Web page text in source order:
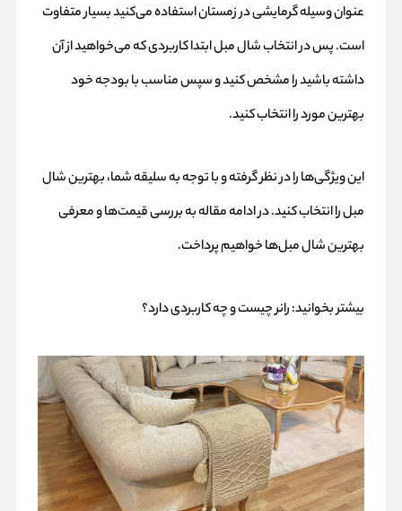
عنوان وسیله گرمایشی در زمستان استفاده می‌کنید بسیار متفاوت
است. پس در انتخاب شال مبل ابتدا کاربردی که می‌خواهید از آن
داشته باشید را مشخص کنید و سپس مناسب با بودجه خود
بهترین مورد را انتخاب کنید.
این ویژگی‌ها را در نظر گرفته و با توجه به سلیقه شما، بهترین شال
مبل را انتخاب کنید. در ادامه مقاله به بررسی قیمت‌ها و معرفی
بهترین شال مبل‌ها خواهیم پرداخت.
بیشتر بخوانید:رانر چیست و چه کاربردی دارد؟